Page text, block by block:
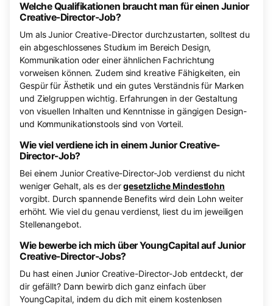
Welche Qualifikationen braucht man für einen Junior
Creative-Director-Job?
Um als Junior Creative-Director durchzustarten, solltest du
ein abgeschlossenes Studium im Bereich Design,
Kommunikation oder einer ähnlichen Fachrichtung
vorweisen können. Zudem sind kreative Fähigkeiten, ein
Gespür für Ästhetik und ein gutes Verständnis für Marken
und Zielgruppen wichtig. Erfahrungen in der Gestaltung
von visuellen Inhalten und Kenntnisse in gängigen Design-
und Kommunikationstools sind von Vorteil.
Wie viel verdiene ich in einem Junior Creative-
Director-Job?
Bei einem Junior Creative-Director-Job verdienst du nicht
weniger Gehalt, als es dergesetzliche Mindestlohn
vorgibt. Durch spannende Benefits wird dein Lohn weiter
erhöht. Wie viel du genau verdienst, liest du im jeweiligen
Stellenangebot.
Wie bewerbe ich mich über YoungCapital auf Junior
Creative-Director-Jobs?
Du hast einen Junior Creative-Director-Job entdeckt, der
dir gefällt? Dann bewirb dich ganz einfach über
YoungCapital, indem du dich mit einem kostenlosen